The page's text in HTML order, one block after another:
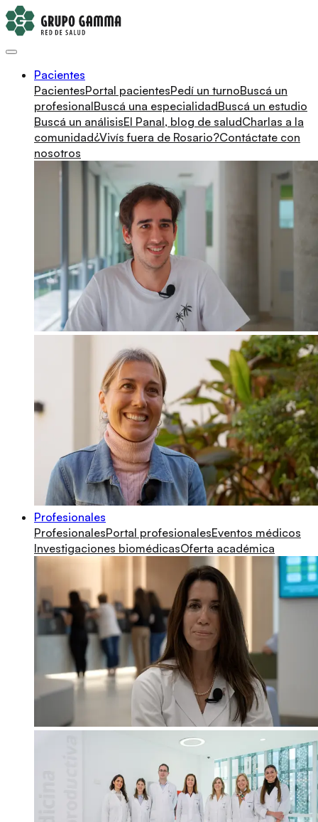
Pacientes
PacientesPortal pacientesPedí un turnoBuscá un
profesionalBuscá una especialidadBuscá un estudio
Buscá un análisisEl Panal, blog de saludCharlas a la
comunidad¿Vivís fuera de Rosario?Contáctate con
nosotros
Profesionales
ProfesionalesPortal profesionalesEventos médicos
Investigaciones biomédicasOferta académica